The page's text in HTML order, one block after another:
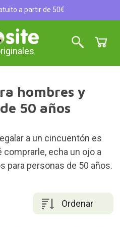
a partir de 50€
hombres y
50 años
a un cincuentón es
echa un ojo a
para personas de 50 años.
Ordenar